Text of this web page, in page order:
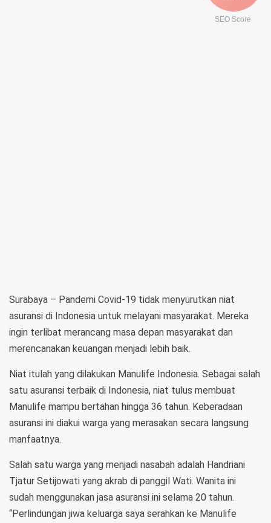
SEO Score
Surabaya – Pandemi Covid-19 tidak menyurutkan niat
asuransi di Indonesia untuk melayani masyarakat. Mereka
ingin terlibat merancang masa depan masyarakat dan
merencanakan keuangan menjadi lebih baik.
Niat itulah yang dilakukan Manulife Indonesia. Sebagai salah
satu asuransi terbaik di Indonesia, niat tulus membuat
Manulife mampu bertahan hingga 36 tahun. Keberadaan
asuransi ini diakui warga yang merasakan secara langsung
manfaatnya.
Salah satu warga yang menjadi nasabah adalah Handriani
Tjatur Setijowati yang akrab di panggil Wati. Wanita ini
sudah menggunakan jasa asuransi ini selama 20 tahun.
“Perlindungan jiwa keluarga saya serahkan ke Manulife